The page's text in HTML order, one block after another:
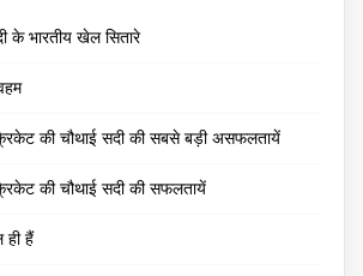
के भारतीय खेल सितारे
की चौथाई सदी की सबसे बड़ी असफलतायें
की चौथाई सदी की सफलतायें
हैं